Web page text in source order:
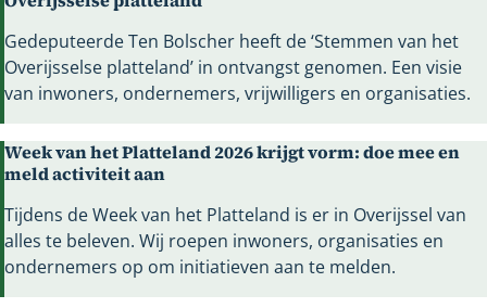
Gedeputeerde Ten Bolscher heeft de ‘Stemmen van het
Overijsselse platteland’ in ontvangst genomen. Een visie
van inwoners, ondernemers, vrijwilligers en organisaties.
Week van het Platteland 2026 krijgt vorm: doe mee en
meld activiteit aan
Tijdens de Week van het Platteland is er in Overijssel van
alles te beleven. Wij roepen inwoners, organisaties en
ondernemers op om initiatieven aan te melden.